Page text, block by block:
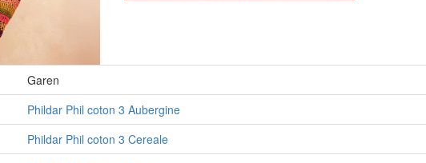
Garen
Phildar Phil coton 3 Aubergine
Phildar Phil coton 3 Cereale